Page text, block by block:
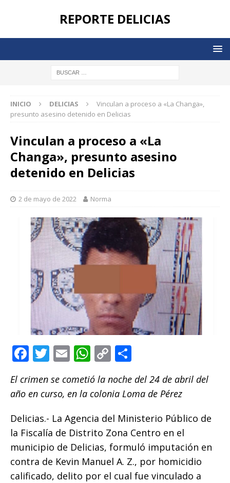
REPORTE DELICIAS
INICIO DELICIAS
Vinculan a proceso a «La Changa»,
presunto asesino detenido en Delicias
Vinculan a proceso a «La
Changa», presunto asesino
detenido en Delicias
2 de mayo de 2022 Norma
F
c
e
b
o
o
k
T
it
te
r
E
ai
l
W
h
at
s
A
p
p
C
p
y
Li
n
k
o
m
p
ar
ti
r
El crimen se cometió la noche del 24 de abril del
año en curso, en la colonia Loma de Pérez
Delicias.- La Agencia del Ministerio Público de
la Fiscalía de Distrito Zona Centro en el
municipio de Delicias, formuló imputación en
contra de Kevin Manuel A. Z., por homicidio
calificado, delito por el cual fue vinculado a